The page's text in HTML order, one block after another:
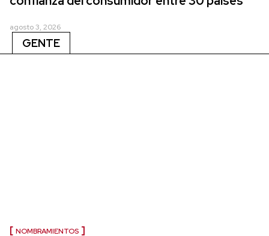
agosto 3, 2026
GENTE
NOMBRAMIENTOS